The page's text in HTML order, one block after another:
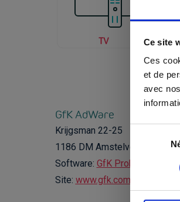
Ce site
Ces
et de
avec
TV
GfK AdWare
Krijgsman 22-25
1186 DM Amstelveen
Software: GfK Probe
Site: www.gfk.com